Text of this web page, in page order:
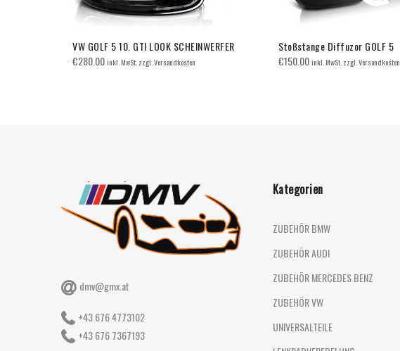
VW GOLF 5 10. GTI LOOK SCHEINWERFER
€280.00inkl. MwSt. zzgl. Versandkosten
Stoßstange Diffuzor GOLF 5
€150.00inkl. MwSt. zzgl. Versandkosten
dmv@gmx.at
+43 676 4773102
+43 676 7367193
Kategorien
ZUBEHÖR BMW
ZUBEHÖR AUDI
ZUBEHÖR MERCEDES BENZ
ZUBEHÖR VW
UNIVERSALTEILE